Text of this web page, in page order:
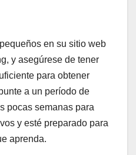
en su sitio web
y asegúrese de tener
para obtener
a un período de
pocas semanas para
y esté preparado para
aprenda.